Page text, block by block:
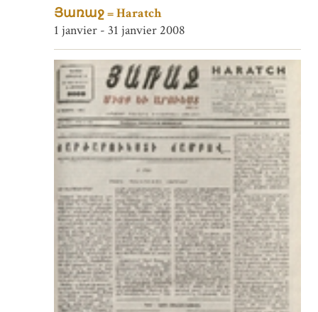
Յառաջ = Haratch
1 janvier - 31 janvier 2008